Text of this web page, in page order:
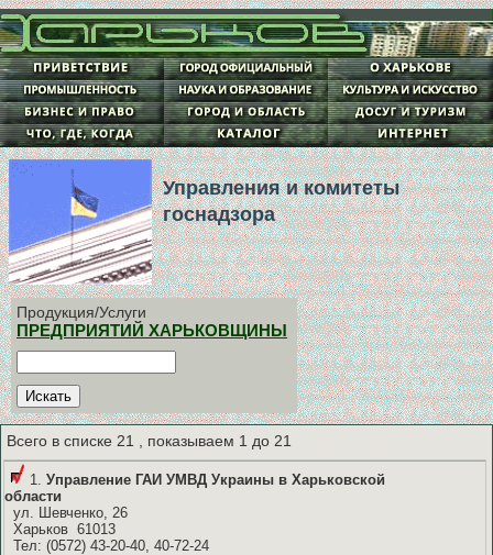
Управления и комитеты
госнадзора
Продукция/Услуги
ПРЕДПРИЯТИЙ ХАРЬКОВЩИНЫ
Всего в списке 21 , показываем 1 до 21
1. Управление ГАИ УМВД Украины в Харьковской
области
ул. Шевченко, 26
Харьков 61013
Тел: (0572) 43-20-40, 40-72-24